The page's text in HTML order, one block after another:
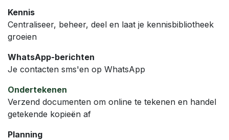
Kennis
Centraliseer, beheer, deel en laat je kennisbibliotheek
groeien
WhatsApp-berichten
Je contacten sms'en op WhatsApp
Ondertekenen
Verzend documenten om online te tekenen en handel
getekende kopieën af
Planning